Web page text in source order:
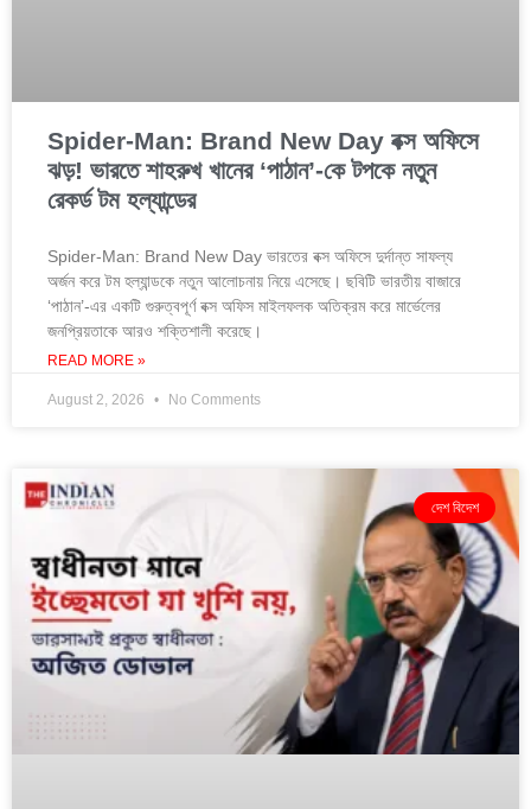
Spider-Man: Brand New Day বক্স অফিসে
ঝড়! ভারতে শাহরুখ খানের ‘পাঠান’-কে টপকে নতুন
রেকর্ড টম হল্যান্ডের
Spider-Man: Brand New Day ভারতের বক্স অফিসে দুর্দান্ত সাফল্য
অর্জন করে টম হল্যান্ডকে নতুন আলোচনায় নিয়ে এসেছে। ছবিটি ভারতীয় বাজারে
‘পাঠান’-এর একটি গুরুত্বপূর্ণ বক্স অফিস মাইলফলক অতিক্রম করে মার্ভেলের
জনপ্রিয়তাকে আরও শক্তিশালী করেছে।
READ MORE »
August 2, 2026 No Comments
দেশ বিদেশ